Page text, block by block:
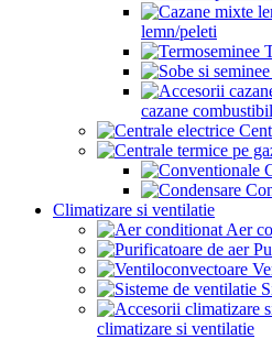
lemn/peleti
cazane
Climatizare si ventilatie
Aer
climatizare si ventilatie